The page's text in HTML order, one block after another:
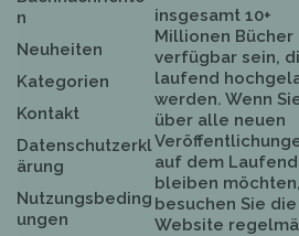
n
Neuheiten
Kategorien
Kontakt
Datenschutzerkl
ärung
Nutzungsbeding
ungen
insgesamt 10+
Millionen Bücher
verfügbar sein,
laufend
werden. Wenn
über alle neuen
auf dem
bleiben möchten,
besuchen Sie die
Website